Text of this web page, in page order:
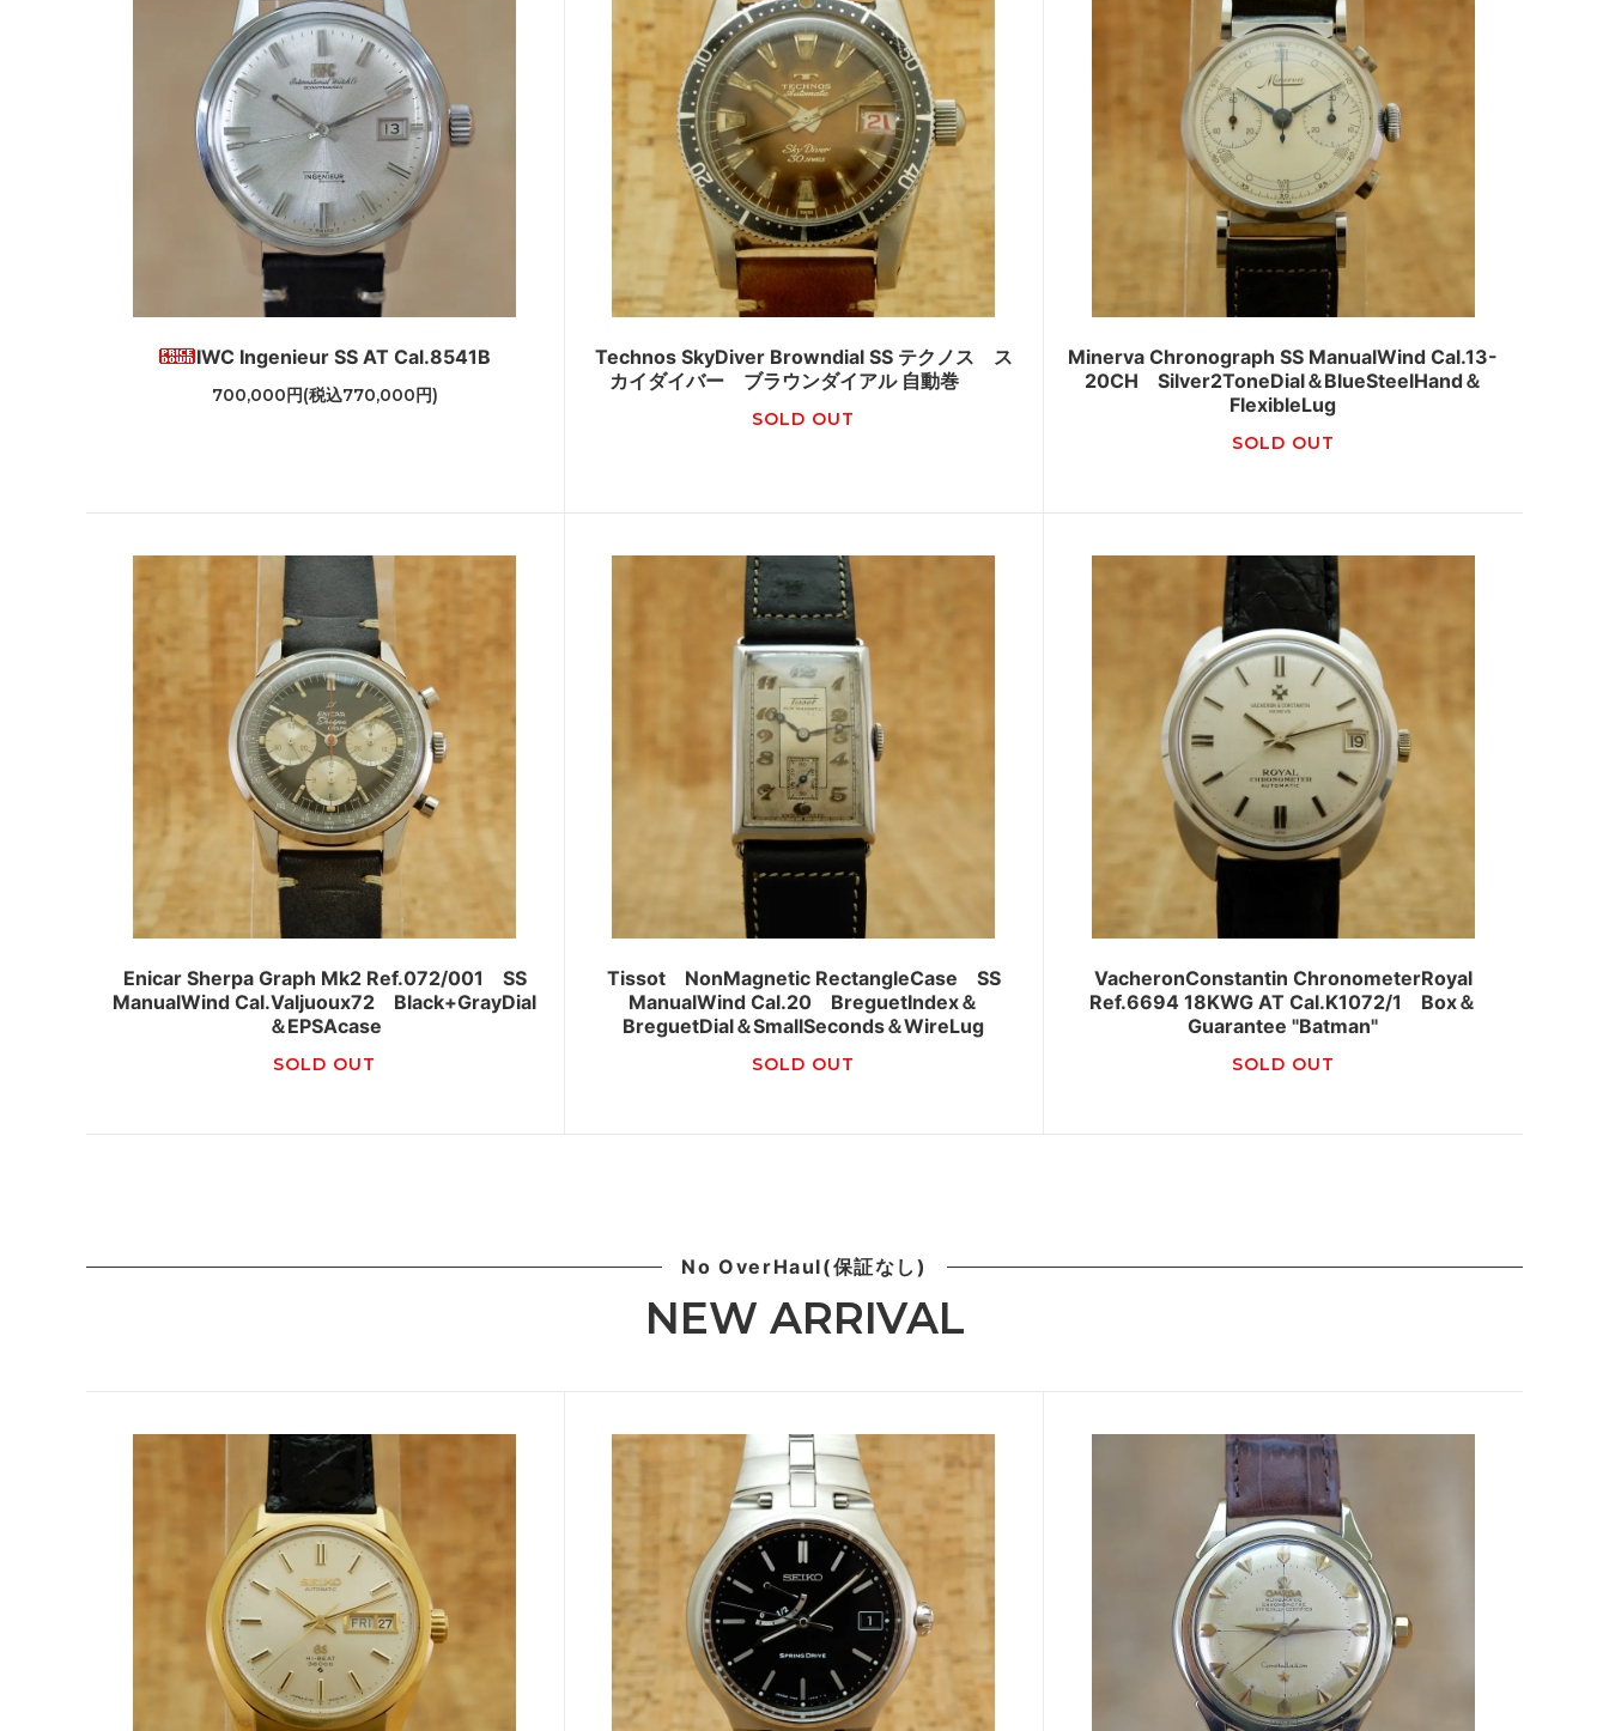
IWC Ingenieur SS AT Cal.8541B
700,000円(税込770,000円)
Technos SkyDiver Browndial SS テクノス ス
カイダイバー ブラウンダイアル 自動巻
SOLD OUT
Minerva Chronograph SS ManualWind Cal.13-
20CH Silver2ToneDial＆BlueSteelHand＆
FlexibleLug
SOLD OUT
Enicar Sherpa Graph Mk2 Ref.072/001 SS
ManualWind Cal.Valjuoux72 Black+GrayDial
＆EPSAcase
SOLD OUT
Tissot NonMagnetic RectangleCase SS
ManualWind Cal.20 BreguetIndex＆
BreguetDial＆SmallSeconds＆WireLug
SOLD OUT
VacheronConstantin ChronometerRoyal
Ref.6694 18KWG AT Cal.K1072/1 Box＆
Guarantee "Batman"
SOLD OUT
No OverHaul(保証なし)
NEW ARRIVAL